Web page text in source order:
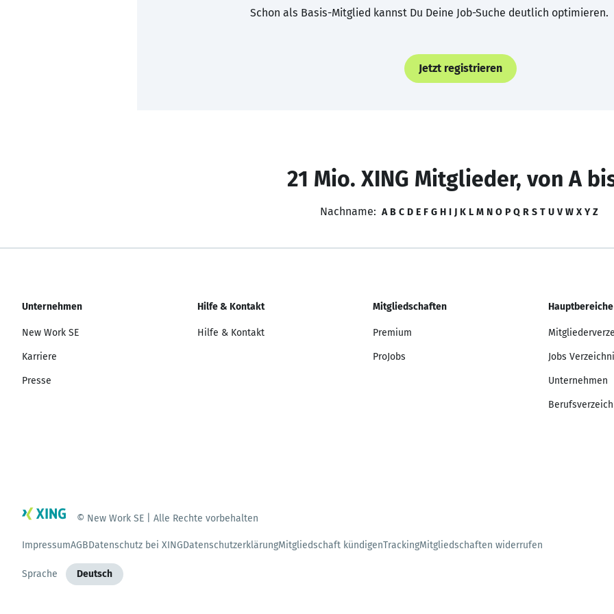
Schon als Basis-Mitglied kannst Du Deine Job-Suche deutlich optimieren.
Jetzt registrieren
21 Mio. XING Mitglieder, von A
Nachname: A B C D E F G H I J K L M N O P Q R S T U V W X Y Z
Unternehmen
New Work SE
Karriere
Presse
Hilfe & Kontakt
Hilfe & Kontakt
Mitgliedschaften
Premium
ProJobs
Hauptbereiche
Jobs
Unternehmen
© New Work SE | Alle Rechte vorbehalten
ImpressumAGBDatenschutz bei XINGDatenschutzerklärungMitgliedschaft kündigenTrackingMitgliedschaften widerrufen
Sprache Deutsch